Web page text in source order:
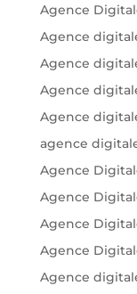
Agence
Agence
Agence
Agence
Agence
agence
Agence
Agence
Agence
Agence
Agence